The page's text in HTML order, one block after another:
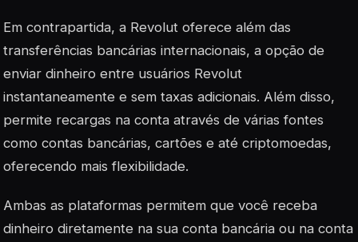
Em contrapartida, a Revolut oferece além das
transferências bancárias internacionais, a opção de
enviar dinheiro entre usuários Revolut
instantaneamente e sem taxas adicionais. Além disso,
permite recargas na conta através de várias fontes
como contas bancárias, cartões e até criptomoedas,
oferecendo mais flexibilidade.
Ambas as plataformas permitem que você receba
dinheiro diretamente na sua conta bancária ou na conta